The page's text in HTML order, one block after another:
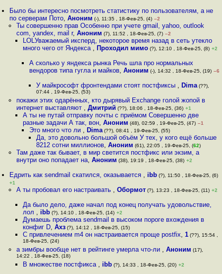
Было бы интересно посмотреть статистику по пользователям, а не
по серверам Пото,Аноним (-), 11:35 , 18-Фев-25, (4) –2
Ты совершенно прав Особенно при учете gmail, yahoo, outlook
com, yandex, mail r, Аноним (7), 11:52 , 18-Фев-25, (7) –2
LOLУважаемый иксперд, некоторое время назад в сеть утекло
много чего от Яндекса , Проходил мимо(?), 12:10 , 18-Фев-25, (8) +2
А сколько у яндекса рынка Речь шла про нормальных
вендоров типа гугла и майков,Аноним (-), 14:32 , 18-Фев-25, (19) –6
У майкрософт фронтендами стоят постфиксы , Dima(??),
07:44 , 19-Фев-25, (53)
покажи этих одарённых, кто дырявый Exchange голой жопой в
интернет выставляют , Дмитрий (??), 18:06 , 18-Фев-25, (36) +1
А ты не путай отправку почты с приёмом Совершенно две
разные задачи А так, вон, Аноним (48), 02:59 , 19-Фев-25, (47) –1
Это много что ли , Dima (??), 08:41 , 19-Фев-25, (55)
Да, это довольно большой объём У тех, у кого ещё больше
8212 сотни миллионов, Аноним (61), 22:05 , 19-Фев-25, (62)
Там даже так бывает, в мир светится постфикс или экзим, а
внутри оно попадает на, Аноним (38), 19:19 , 18-Фев-25, (38) +2
Едрить как sendmail скатился, оказывается , ibb (?), 11:50 , 18-Фев-25, (6)
+1
А ты пробовал его настраивать , Обормот(?), 13:23 , 18-Фев-25, (11) +2
Да было дело, даже начал под конец получать удовольствие,
лол , ibb(?), 14:10 , 18-Фев-25, (14) +2
Думаешь проблема sendmail в высоком пороге вхождения в
конфиг D, Ахз(?), 14:12 , 18-Фев-25, (15)
С привлечением m4 он настраивается проще postfix, 1(??), 15:54 ,
18-Фев-25, (24)
а зимбры вообще нет в рейтинге умерла что-ли , Аноним (17),
14:22 , 18-Фев-25, (18)
В множестве постфикса , ibb(?), 14:33 , 18-Фев-25, (20) +2